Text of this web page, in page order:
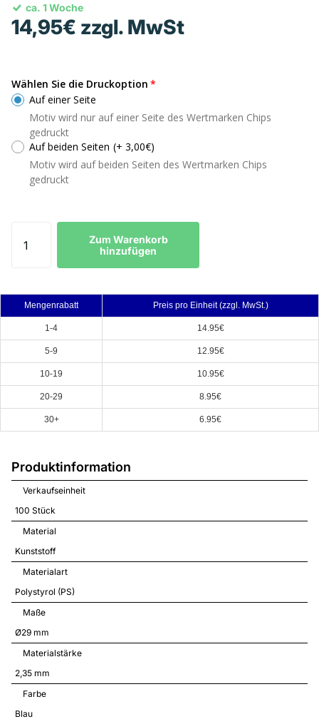
ca. 1 Woche
14,95€ zzgl. MwSt
Wählen Sie die Druckoption
Auf einer Seite
Motiv wird nur auf einer Seite des Wertmarken Chips
gedruckt
Auf beiden Seiten (+ 3,00€)
Motiv wird auf beiden Seiten des Wertmarken Chips
gedruckt
Zum Warenkorb
hinzufügen
Mengenrabatt Preis pro Einheit (zzgl. MwSt.)
1-4 14.95€
5-9 12.95€
10-19 10.95€
20-29 8.95€
30+ 6.95€
Produktinformation
Verkaufseinheit
100 Stück
Material
Kunststoff
Materialart
Polystyrol (PS)
Maße
Ø29 mm
Materialstärke
2,35 mm
Farbe
Blau